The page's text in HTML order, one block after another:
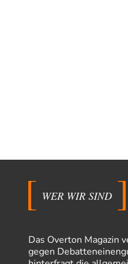
WER WIR SIND
Das Overton Magazin
gegen